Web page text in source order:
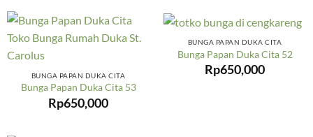
BUNGA PAPAN DUKA CITA
Bunga Papan Duka Cita 53
Rp650,000
BUNGA PAPAN DUKA CITA
Bunga Papan Duka Cita 52
Rp650,000